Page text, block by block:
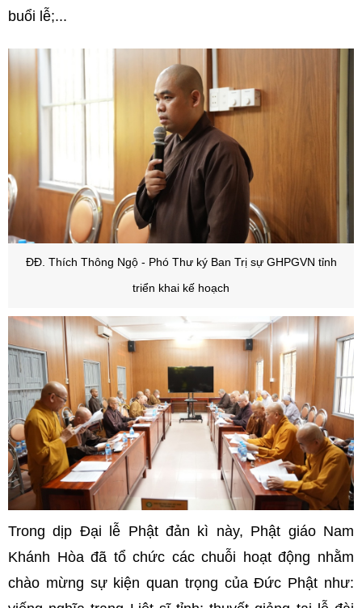
buổi lễ;...
ĐĐ. Thích Thông Ngộ - Phó Thư ký Ban Trị sự GHPGVN tỉnh
triển khai kế hoạch
Trong dịp Đại lễ Phật đản kì này, Phật giáo Nam
Khánh Hòa đã tổ chức các chuỗi hoạt động nhằm
chào mừng sự kiện quan trọng của Đức Phật như: